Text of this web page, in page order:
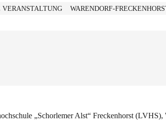
VERANSTALTUNG WARENDORF-
„Schorlemer Alst“ Freckenhorst (LVHS),